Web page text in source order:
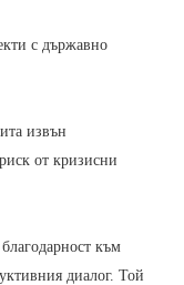
с държавно
извън
от кризисни
към
диалог. Той